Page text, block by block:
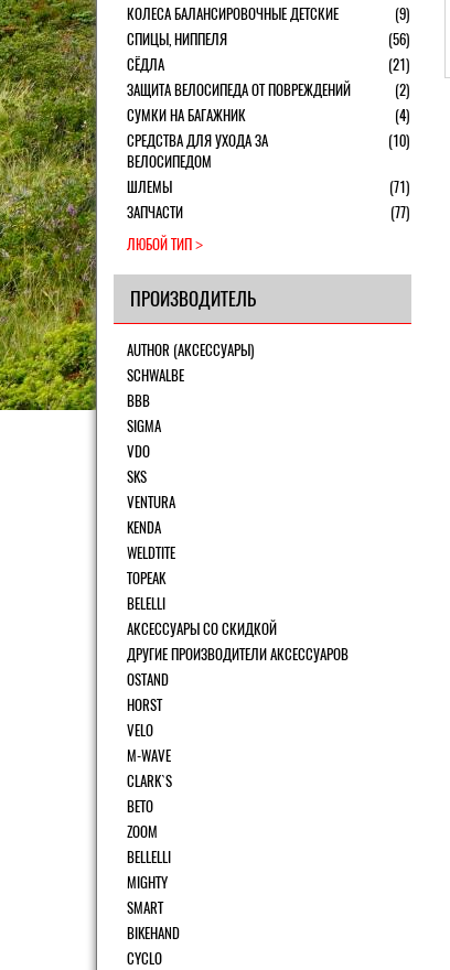
КОЛЕСА БАЛАНСИРОВОЧНЫЕ ДЕТСКИЕ
(9)
СПИЦЫ, НИППЕЛЯ
(56)
СЁДЛА
(21)
ЗАЩИТА ВЕЛОСИПЕДА ОТ ПОВРЕЖДЕНИЙ
(2)
СУМКИ НА БАГАЖНИК
(4)
СРЕДСТВА ДЛЯ УХОДА ЗА
ВЕЛОСИПЕДОМ
(10)
ШЛЕМЫ
(71)
ЗАПЧАСТИ
(77)
ЛЮБОЙ ТИП
ПРОИЗВОДИТЕЛЬ
AUTHOR (АКСЕССУАРЫ)
SCHWALBE
BBB
SIGMA
VDO
SKS
VENTURA
KENDA
WELDTITE
TOPEAK
BELELLI
АКСЕССУАРЫ СО СКИДКОЙ
ДРУГИЕ ПРОИЗВОДИТЕЛИ АКСЕССУАРОВ
OSTAND
HORST
VELO
M-WAVE
CLARK`S
BETO
ZOOM
BELLELLI
MIGHTY
SMART
BIKEHAND
CYCLO